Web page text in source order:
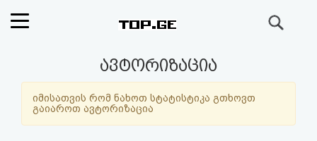
ფოსტა
ავტორიზაცია
იმისათვის რომ ნახოთ სტატისტიკა გთხოვთ
გაიაროთ ავტორიზაცია